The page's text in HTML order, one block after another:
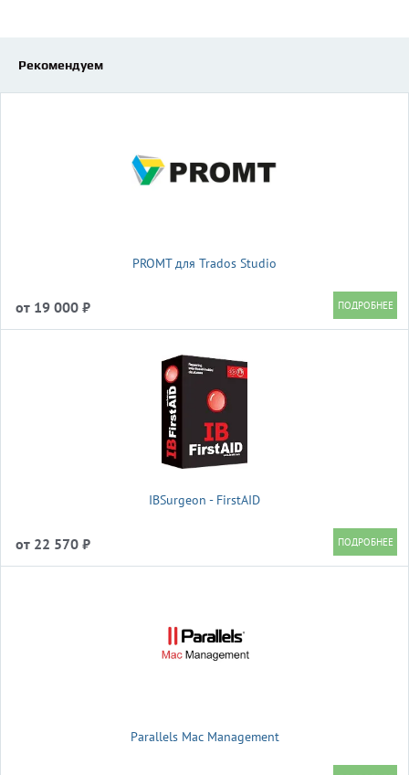
Рекомендуем
PROMT для Trados Studio
от 19 000 ₽
IBSurgeon - FirstAID
от 22 570 ₽
Parallels Mac Management